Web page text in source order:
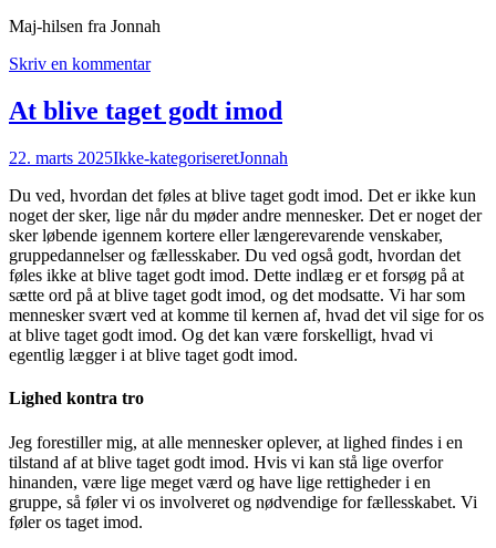
Maj-hilsen fra Jonnah
Skriv en kommentar
At blive taget godt imod
22. marts 2025Ikke-kategoriseretJonnah
Du ved, hvordan det føles at blive taget godt imod. Det er ikke kun
noget der sker, lige når du møder andre mennesker. Det er noget der
sker løbende igennem kortere eller længerevarende venskaber,
gruppedannelser og fællesskaber. Du ved også godt, hvordan det
føles ikke at blive taget godt imod. Dette indlæg er et forsøg på at
sætte ord på at blive taget godt imod, og det modsatte. Vi har som
mennesker svært ved at komme til kernen af, hvad det vil sige for os
at blive taget godt imod. Og det kan være forskelligt, hvad vi
egentlig lægger i at blive taget godt imod.
Lighed kontra tro
Jeg forestiller mig, at alle mennesker oplever, at lighed findes i en
tilstand af at blive taget godt imod. Hvis vi kan stå lige overfor
hinanden, være lige meget værd og have lige rettigheder i en
gruppe, så føler vi os involveret og nødvendige for fællesskabet. Vi
føler os taget imod.